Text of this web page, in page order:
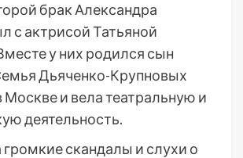
брак Александра
с актрисой Татьяной
у них родился сын
Дьяченко-Крупновых
и вела театральную и
деятельность.
скандалы и слухи о